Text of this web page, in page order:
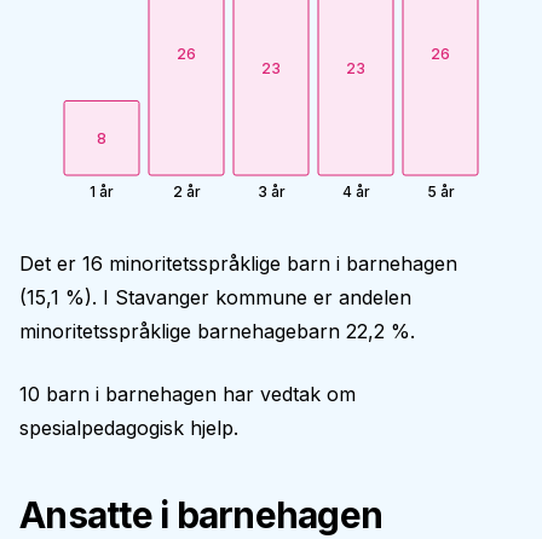
8
1 år
26
2 år
23
3 år
23
4 år
26
5 år
Det er 16 minoritetsspråklige barn i barnehagen
(15,1 %). I Stavanger kommune er andelen
minoritetsspråklige barnehagebarn 22,2 %.
10 barn i barnehagen har vedtak om
spesialpedagogisk hjelp.
Ansatte i barnehagen